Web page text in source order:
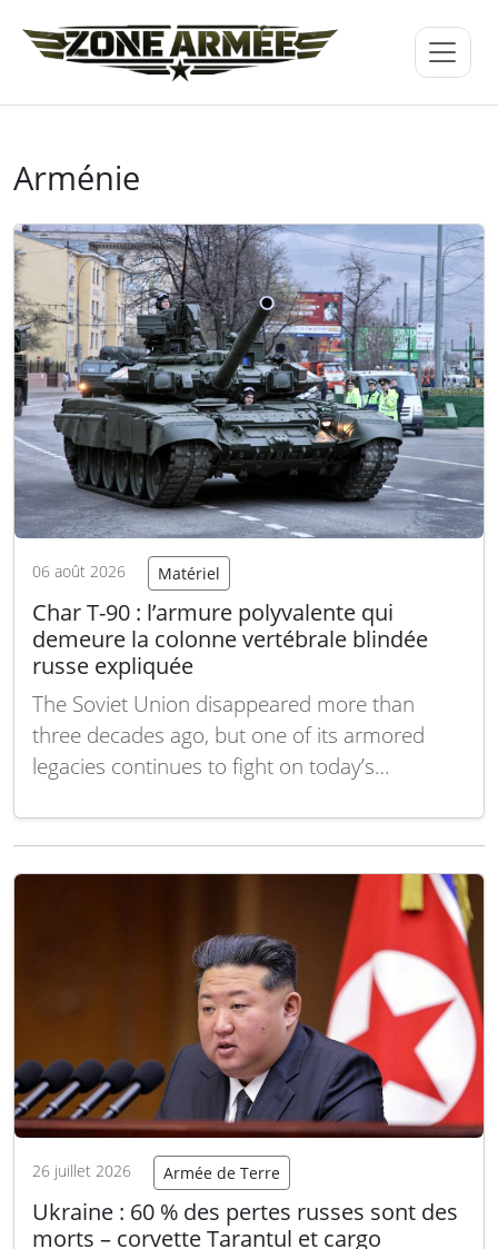
Arménie
06 août 2026 Matériel
Char T-90 : l’armure polyvalente qui
demeure la colonne vertébrale blindée
russe expliquée
The Soviet Union disappeared more than
three decades ago, but one of its armored
legacies continues to fight on today’s
entirely new tank, Russian engineers evolved
26 juillet 2026 Armée de Terre
Ukraine : 60 % des pertes russes sont des
morts – corvette Tarantul et cargo